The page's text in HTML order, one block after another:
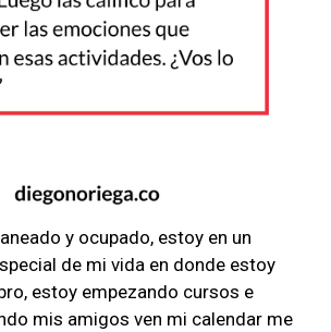
y ocupado, estoy en un
de mi vida en donde estoy
estoy empezando cursos e
mis amigos ven mi calendar me